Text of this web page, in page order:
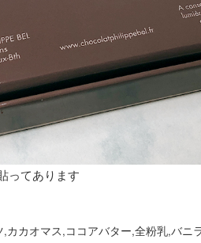
ってあります
カカオマス,ココアバター,全粉乳,バニ